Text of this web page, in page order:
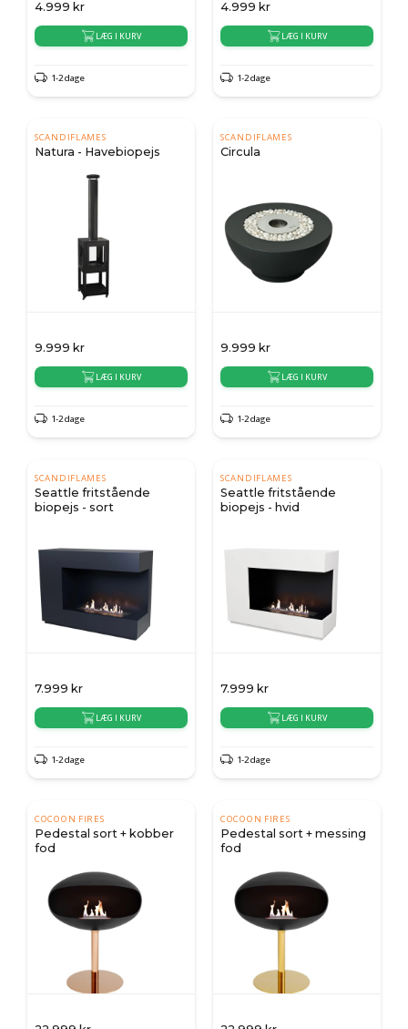
4.999 kr
LÆG I KURV
1-2 dage
4.999 kr
LÆG I KURV
1-2 dage
SCANDIFLAMES
Natura - Havebiopejs
9.999 kr
LÆG I KURV
1-2 dage
SCANDIFLAMES
Circula
9.999 kr
LÆG I KURV
1-2 dage
SCANDIFLAMES
Seattle fritstående
biopejs - sort
7.999 kr
LÆG I KURV
1-2 dage
SCANDIFLAMES
Seattle fritstående
biopejs - hvid
7.999 kr
LÆG I KURV
1-2 dage
COCOON FIRES
Pedestal sort + kobber
fod
COCOON FIRES
Pedestal sort + messing
fod